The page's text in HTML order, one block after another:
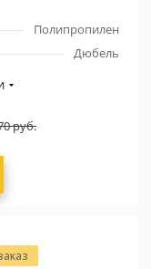
Полипропилен
Дюбель
руб.